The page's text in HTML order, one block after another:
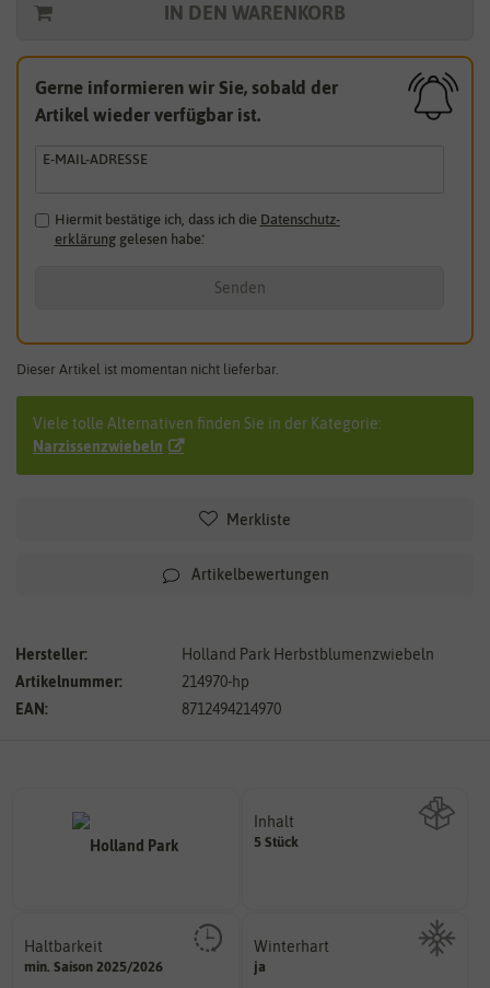
IN DEN WARENKORB
Gerne informieren wir Sie, sobald der
Artikel wieder verfügbar ist.
E-MAIL-ADRESSE
Hiermit bestätige ich, dass ich die Daten­schutz­
erklärunggelesen habe.*
Senden
Dieser Artikel ist momentan nicht lieferbar.
Viele tolle Alternativen finden Sie in der Kategorie:
Narzissenzwiebeln
Merkliste
Artikelbewertungen
Hersteller:
Holland Park Herbstblumenzwiebeln
Artikelnummer:
214970-hp
EAN:
8712494214970
Inhalt
5 StückWie viel ist enthalten
Haltbarkeit
min. Saison 2025/2026
und Pflanzgut sehr gut keimen
sollte.
Winterhart
ja
Probleme überwintern können.